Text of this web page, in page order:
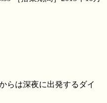
らは深夜に出発するダイ